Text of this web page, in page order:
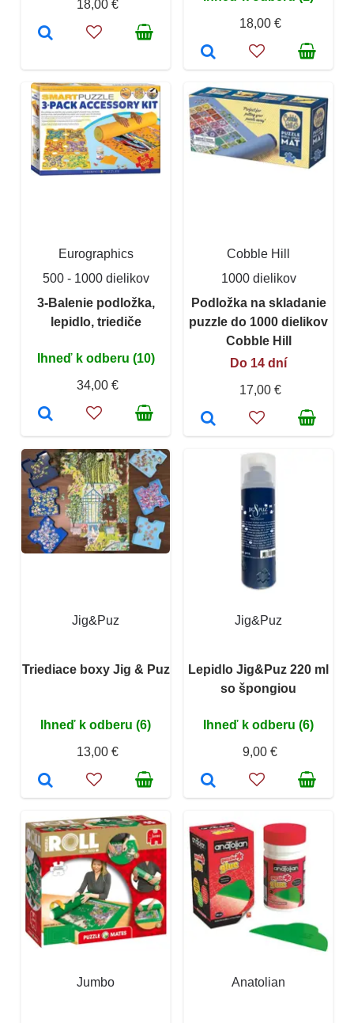
18,00 €
18,00 €
Eurographics
500 - 1000 dielikov
3-Balenie podložka,
lepidlo, triediče
Ihneď k odberu (10)
34,00 €
Cobble Hill
1000 dielikov
Podložka na skladanie
puzzle do 1000 dielikov
Cobble Hill
Do 14 dní
17,00 €
Jig&Puz
Triediace boxy Jig & Puz
Ihneď k odberu (6)
13,00 €
Jig&Puz
Lepidlo Jig&Puz 220 ml
so špongiou
Ihneď k odberu (6)
9,00 €
Jumbo Anatolian